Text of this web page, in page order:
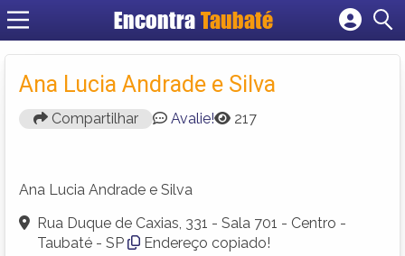
EncontraTaubaté
Cadastrar empresa
Criar conta
Ana Lucia Andrade e Silva
Compartilhar Avalie! 217
Ana Lucia Andrade e Silva
Rua Duque de Caxias, 331 - Sala 701 - Centro -
Taubaté - SP
Endereço copiado!